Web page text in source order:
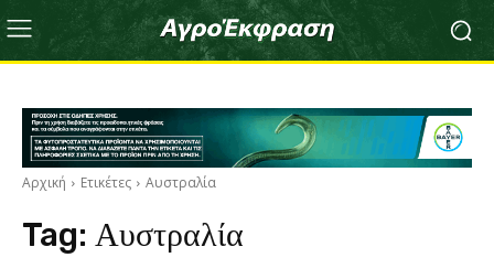
Αρχική Ετικέτες Αυστραλία
Tag: Αυστραλία